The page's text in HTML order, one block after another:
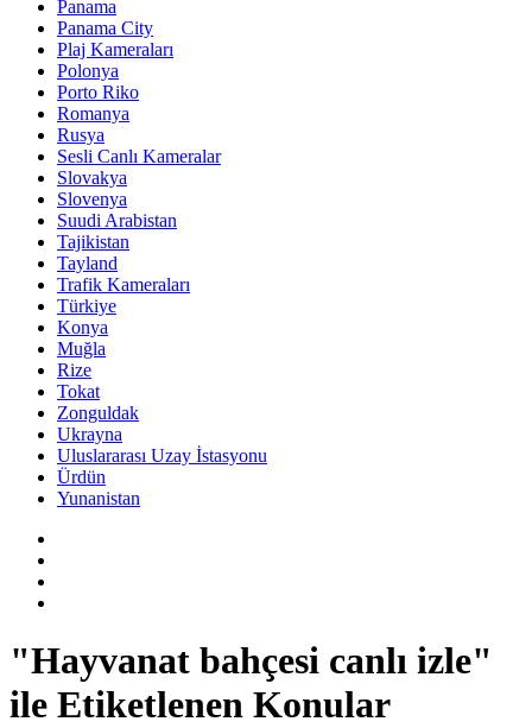
Panama
Panama City
Plaj Kameraları
Polonya
Porto Riko
Romanya
Rusya
Sesli Canlı Kameralar
Slovakya
Slovenya
Suudi Arabistan
Tajikistan
Tayland
Trafik Kameraları
Türkiye
Konya
Muğla
Rize
Tokat
Zonguldak
Ukrayna
Uluslararası Uzay İstasyonu
Ürdün
Yunanistan
"Hayvanat bahçesi canlı izle"
ile Etiketlenen Konular